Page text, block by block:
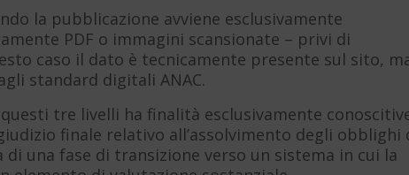
la pubblicazione avviene esclusivamente
PDF o immagini scansionate – privi di
caso il dato è tecnicamente presente sul sito,
standard digitali ANAC.
tre livelli ha finalità esclusivamente
finale relativo all’assolvimento degli obblighi
una fase di transizione verso un sistema in cui la